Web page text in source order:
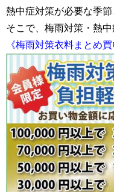
熱中症対策が必要な季節
そこで、梅雨対策・熱
《梅雨対策衣料まとめ